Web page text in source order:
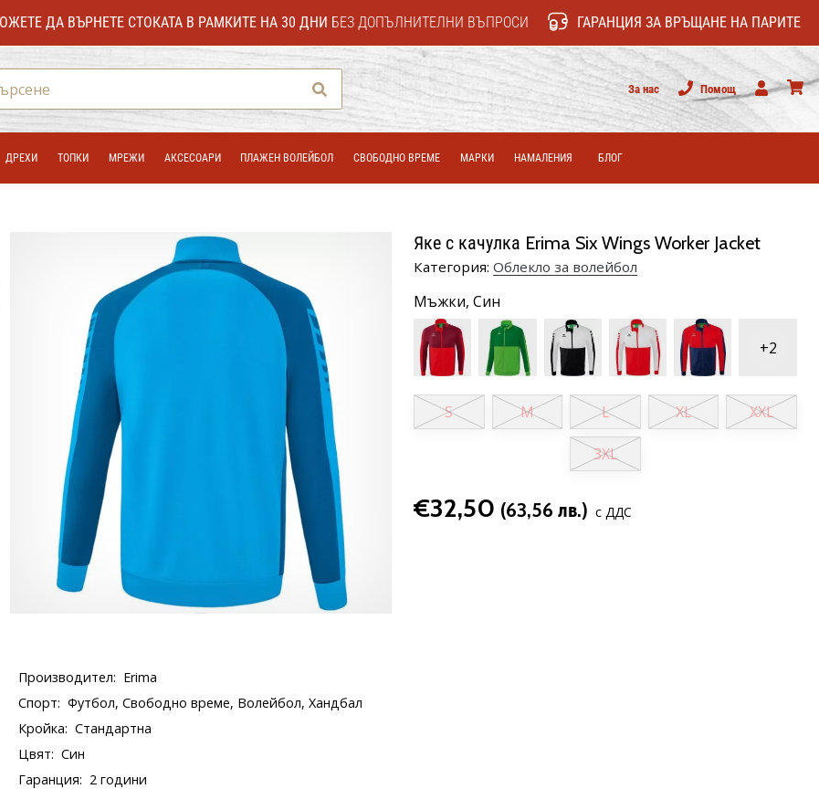
ДА ВЪРНЕТЕ СТОКАТА В РАМКИТЕ НА 30 ДНИ БЕЗ ДОПЪЛНИТЕЛНИ ВЪПРОСИ ГАРАНЦИЯ ЗА ВРЪЩАНЕ НА ПАРИТЕ
Търсене За нас
Помощ
Потребител
ДРЕХИ ТОПКИ МРЕЖИ АКСЕСОАРИ ПЛАЖЕН ВОЛЕЙБОЛ СВОБОДНО ВРЕМЕ МАРКИ НАМАЛЕНИЯ БЛОГ
Яке с качулка Erima Six Wings Worker Jacket
Категория: Облекло за волейбол
Мъжки, Син
+2
S M L XL XXL
3XL
€32,50 (63,56 лв.) с ДДС
Производител: Erima
Спорт: Футбол, Свободно време, Волейбол, Хандбал
Кройка: Стандартна
Цвят: Син
Гаранция: 2 години